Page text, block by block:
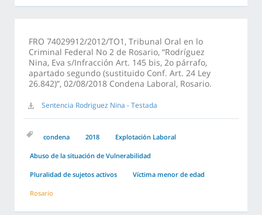
FRO 74029912/2012/TO1, Tribunal Oral en lo
Criminal Federal No 2 de Rosario, “Rodríguez
Nina, Eva s/Infracción Art. 145 bis, 2o párrafo,
apartado segundo (sustituido Conf. Art. 24 Ley
26.842)”, 02/08/2018 Condena Laboral, Rosario.
Sentencia Rodriguez Nina - Testada
condena 2018 Explotación Laboral
Abuso de la situación de Vulnerabilidad
Pluralidad de sujetos activos Víctima menor de edad
Rosario